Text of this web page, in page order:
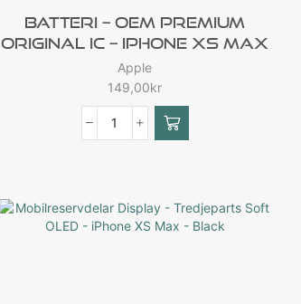
Batteri – OEM Premium
Original IC – IPhone XS Max
Apple
149,00kr